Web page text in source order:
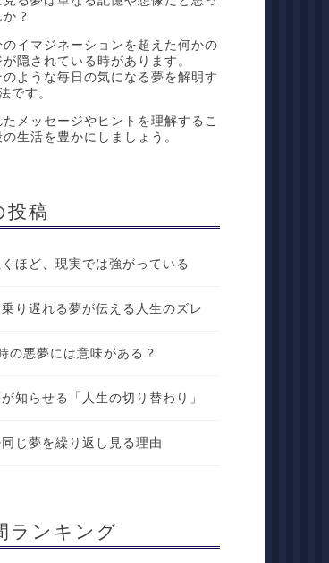
？
イマジネーションを超えた何かの
が隠されている時があります。
ような毎日の気になる夢を解明す
です。
メッセージやヒントを理解するこ
生活を豊かにしましょう。
投稿
ほど、現実では強がっている
り遅れる夢が伝える人生のズレ
の悪夢には意味がある？
知らせる「人生の切り替わり」
じ夢を繰り返し見る理由
ランキング